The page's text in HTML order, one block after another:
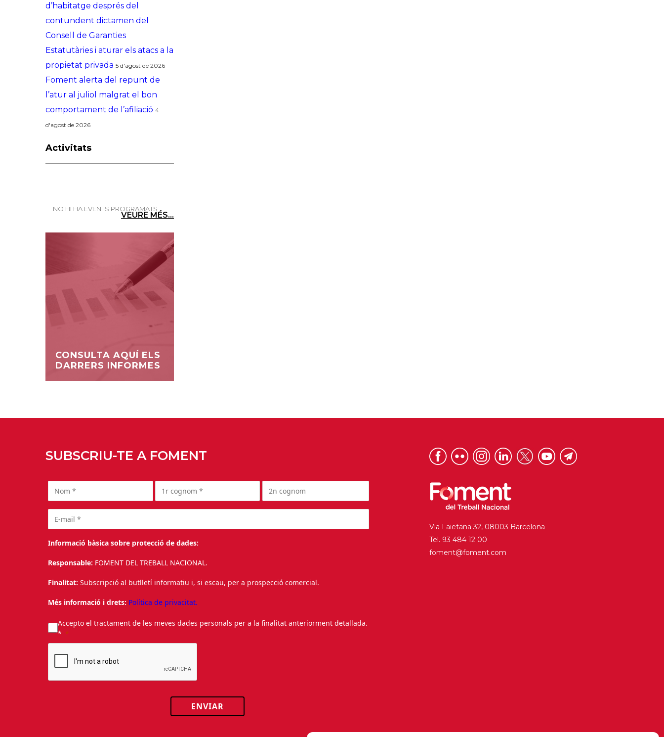
d’habitatge després del
contundent dictamen del
Consell de Garanties
Estatutàries i aturar els atacs a la
propietat privada 5 d'agost de 2026
Foment alerta del repunt de
l’atur al juliol malgrat el bon
comportament de l’afiliació 4
d'agost de 2026
Activitats
NO HI HA EVENTS PROGRAMATS
VEURE MÉS...
CONSULTA AQUÍ ELS
DARRERS INFORMES
SUBSCRIU-TE A FOMENT
Informació bàsica sobre protecció de dades:
Responsable: FOMENT DEL TREBALL NACIONAL.
Finalitat: Subscripció al butlletí informatiu i, si escau, per a prospecció comercial.
Més informació i drets: Política de privacitat.
Accepto el tractament de les meves dades personals per a la finalitat anteriorment detallada.
*
ENVIAR
Via Laietana 32, 08003 Barcelona
Tel. 93 484 12 00
foment@foment.com